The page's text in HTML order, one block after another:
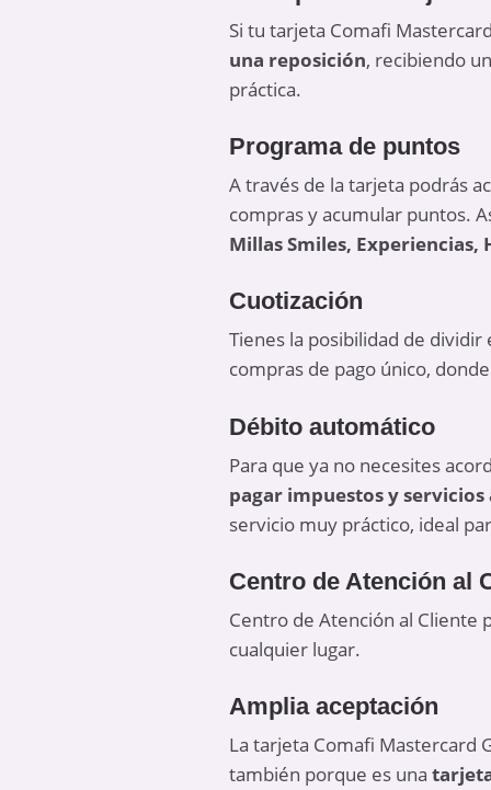
Si tu tarjeta Comafi
una reposición, recibiendo
práctica.
Programa de puntos
A través de la tarjeta podrás
compras y acumular puntos.
Millas Smiles, Experiencias,
Cuotización
Tienes la posibilidad de
compras de pago único,
Débito automático
Para que ya no necesites
pagar impuestos y
servicio muy práctico, ideal
Centro de Atención al
Centro de Atención al Cliente
cualquier lugar.
Amplia aceptación
La tarjeta Comafi Mastercard
también porque es una